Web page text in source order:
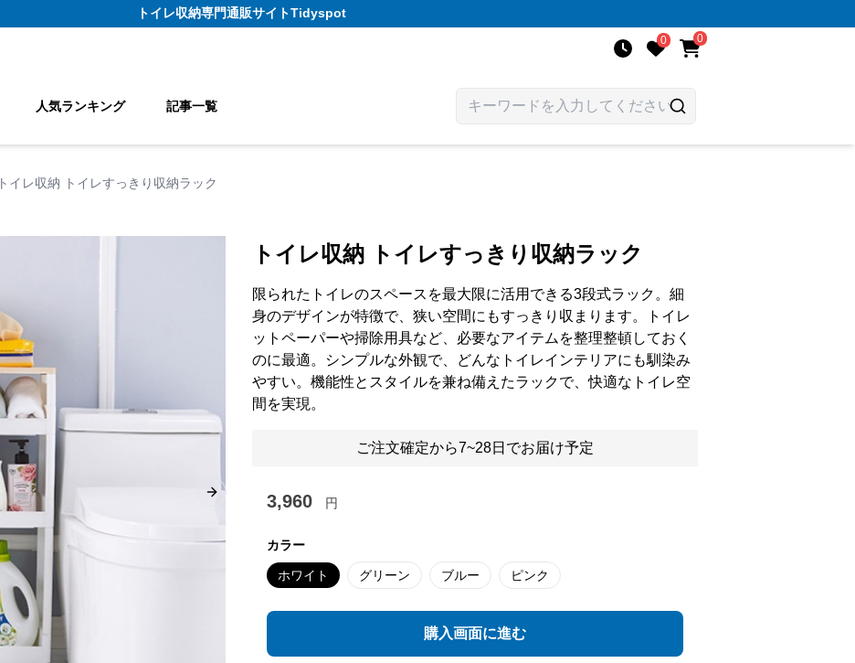
トイレ収納専門通販サイトTidyspot
0 0
人気ランキング 記事一覧
トイレ収納 トイレすっきり収納ラック
Next slide
トイレ収納 トイレすっきり収納ラック
限られたトイレのスペースを最大限に活用できる3段式ラック。細
身のデザインが特徴で、狭い空間にもすっきり収まります。トイレ
ットペーパーや掃除用具など、必要なアイテムを整理整頓しておく
のに最適。シンプルな外観で、どんなトイレインテリアにも馴染み
やすい。機能性とスタイルを兼ね備えたラックで、快適なトイレ空
間を実現。
ご注文確定から7~28日でお届け予定
3,960 円
カラー
ホワイト グリーン ブルー ピンク
購入画面に進む